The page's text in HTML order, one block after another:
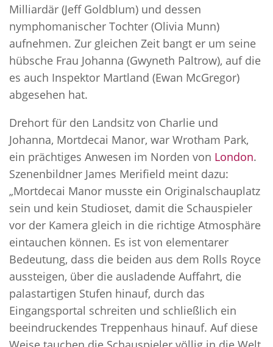
Milliardär (Jeff Goldblum) und dessen
nymphomanischer Tochter (Olivia Munn)
aufnehmen. Zur gleichen Zeit bangt er um seine
hübsche Frau Johanna (Gwyneth Paltrow), auf die
es auch Inspektor Martland (Ewan McGregor)
abgesehen hat.
Drehort für den Landsitz von Charlie und
Johanna, Mortdecai Manor, war Wrotham Park,
ein prächtiges Anwesen im Norden von London.
Szenenbildner James Merifield meint dazu:
„Mortdecai Manor musste ein Originalschauplatz
sein und kein Studioset, damit die Schauspieler
vor der Kamera gleich in die richtige Atmosphäre
eintauchen können. Es ist von elementarer
Bedeutung, dass die beiden aus dem Rolls Royce
aussteigen, über die ausladende Auffahrt, die
palastartigen Stufen hinauf, durch das
Eingangsportal schreiten und schließlich ein
beeindruckendes Treppenhaus hinauf. Auf diese